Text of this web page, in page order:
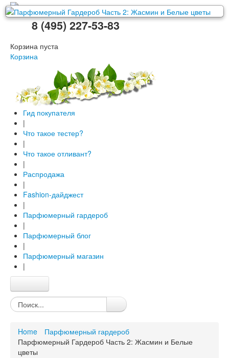
8 (495) 227-53-83
Корзина пуста
Корзина
Гид покупателя
|
Что такое тестер?
|
Что такое отливант?
|
Распродажа
|
Fashion-дайджест
|
Парфюмерный гардероб
|
Парфюмерный блог
|
Парфюмерный магазин
|
Главная
Каталог
Акции и скидки
Акции и скидки
Home
Парфюмерный гардероб
Парфюмерный Гардероб Часть 2: Жасмин и Белые
цветы